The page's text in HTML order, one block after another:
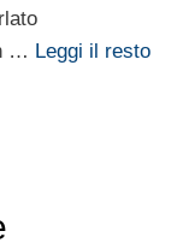
… Leggi il resto